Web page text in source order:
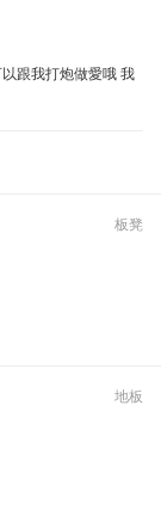
跟我打炮做愛哦 我
板凳
地板